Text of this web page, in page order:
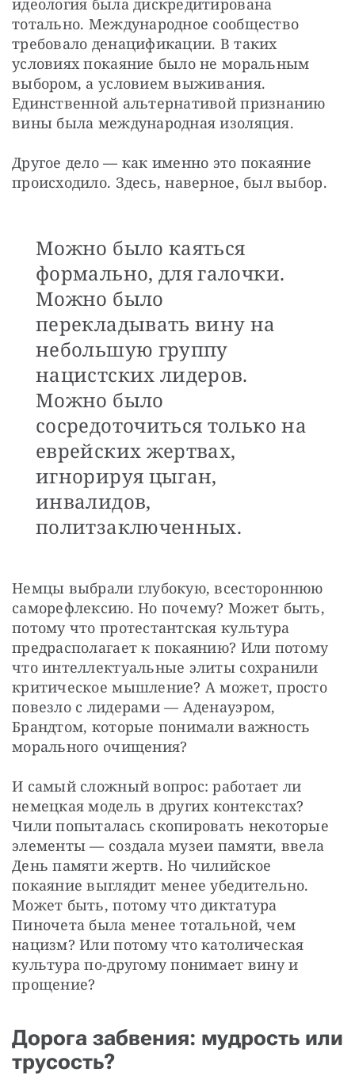
тотально. Международное сообщество
требовало денацификации. В таких
условиях покаяние было не моральным
выбором, а условием выживания.
Единственной альтернативой признанию
вины была международная изоляция.
Другое дело — как именно это покаяние
происходило. Здесь, наверное, был выбор.
Можно было каяться
формально, для галочки.
Можно было
перекладывать вину на
небольшую группу
нацистских лидеров.
Можно было
сосредоточиться только на
еврейских жертвах,
игнорируя цыган,
инвалидов,
политзаключенных.
Немцы выбрали глубокую, всестороннюю
саморефлексию. Но почему? Может быть,
потому что протестантская культура
предрасполагает к покаянию? Или потому
что интеллектуальные элиты сохранили
критическое мышление? А может, просто
повезло с лидерами — Аденауэром,
Брандтом, которые понимали важность
морального очищения?
И самый сложный вопрос: работает ли
немецкая модель в других контекстах?
Чили попыталась скопировать некоторые
элементы — создала музеи памяти, ввела
День памяти жертв. Но чилийское
покаяние выглядит менее убедительно.
Может быть, потому что диктатура
Пиночета была менее тотальной, чем
нацизм? Или потому что католическая
культура по-другому понимает вину и
прощение?
Дорога забвения: мудрость или
трусость?